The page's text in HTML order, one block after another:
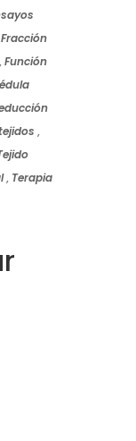
Fracción
,Función
,
, Terapia